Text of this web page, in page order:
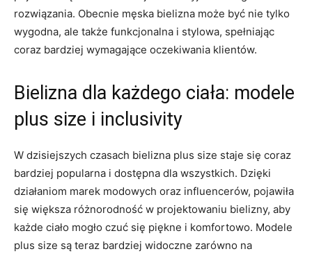
rozwiązania. Obecnie męska⁤ bielizna może być nie tylko
wygodna, ale także funkcjonalna i stylowa,⁢ spełniając
coraz bardziej wymagające⁣ oczekiwania klientów.
Bielizna dla‍ każdego ciała: modele
plus size i⁢ inclusivity
W dzisiejszych czasach bielizna plus size⁤ staje się coraz
bardziej popularna i dostępna dla wszystkich. Dzięki
działaniom marek modowych oraz influencerów, pojawiła⁢
się większa różnorodność w projektowaniu bielizny, aby
każde ciało mogło ‌czuć się piękne i komfortowo.​ Modele
plus ⁢size są teraz bardziej widoczne zarówno na